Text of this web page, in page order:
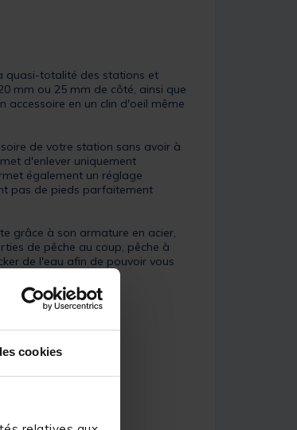
cookies
quasi-totalité des stations et
mm ou 25 mm de côté, ainsi que
accessoire en un clin d'oeil même
de votre station sans avoir à
d'enlever uniquement
également un réglage
pas de pieds parfaitement
grâce à son armature en acier,
de pêche au coup, pêche à
de l'eau afin de pouvoir vous